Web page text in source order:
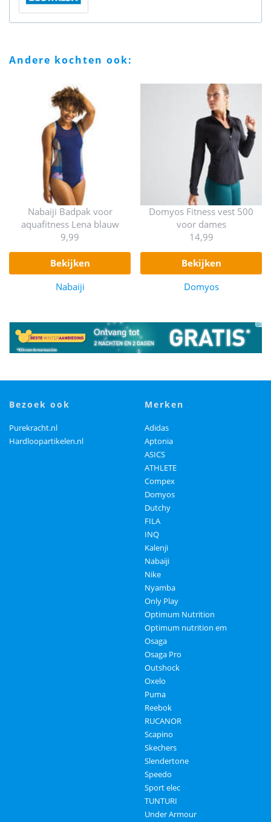
andere kochten ook:
Nabaiji Badpak voor
aquafitness Lena blauw
9,99
bekijken
Nabaiji
Domyos Fitness vest 500
voor dames
14,99
bekijken
Domyos
bezoek ook
Purekracht.nl
Hardloopartikelen.nl
merken
Adidas
Aptonia
ASICS
ATHLETE
Compex
Domyos
Dutchy
FILA
INQ
Kalenji
Nabaiji
Nike
Nyamba
Only Play
Optimum Nutrition
Optimum nutrition em
Osaga
Osaga Pro
Outshock
Oxelo
Puma
Reebok
RUCANOR
Scapino
Skechers
Slendertone
Speedo
Sport elec
TUNTURI
Under Armour